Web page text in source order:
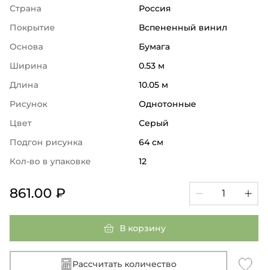
Страна
Россия
Покрытие
Вспененный винил
Основа
Бумага
Ширина
0.53 м
Длина
10.05 м
Рисунок
Однотонные
Цвет
Серый
Подгон рисунка
64 см
Кол-во в упаковке
12
861.00 ₽
В корзину
Рассчитать количество